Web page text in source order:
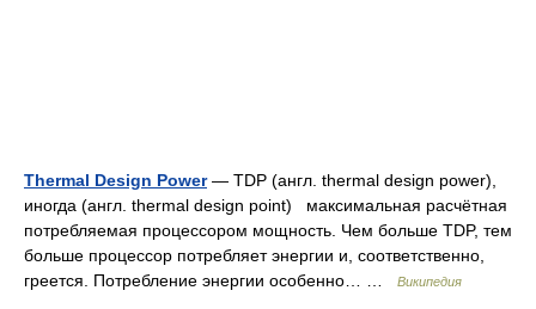
Thermal Design Power— TDP (англ. thermal design power),
иногда (англ. thermal design point) максимальная расчётная
потребляемая процессором мощность. Чем больше TDP, тем
больше процессор потребляет энергии и, соответственно,
греется. Потребление энергии особенно… …
Википедия